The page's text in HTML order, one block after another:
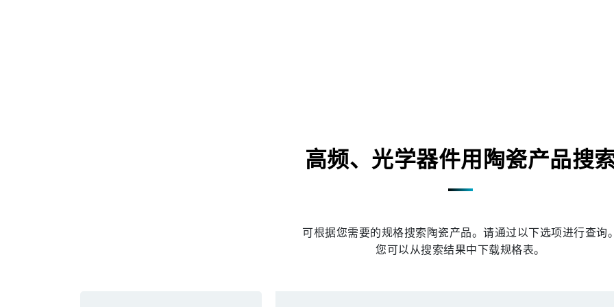
高频、光学器件用陶瓷产品搜
可根据您需要的规格搜索陶瓷产品。请通过以下选项进行查询
您可以从搜索结果中下载规格表。